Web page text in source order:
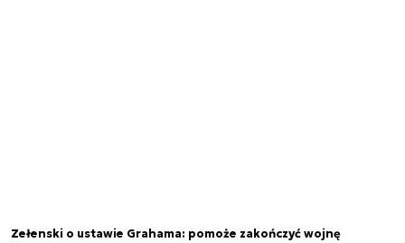
Zełenski o ustawie Grahama: pomoże zakończyć wojnę